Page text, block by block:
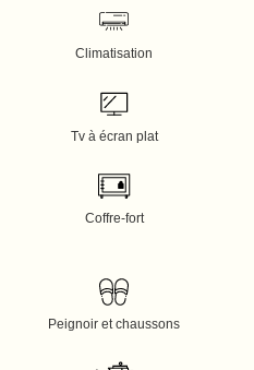
Climatisation
Tv à écran plat
Coffre-fort
Peignoir et chaussons